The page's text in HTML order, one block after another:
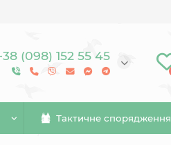
(098) 152 55 45
Тактичне спорядження